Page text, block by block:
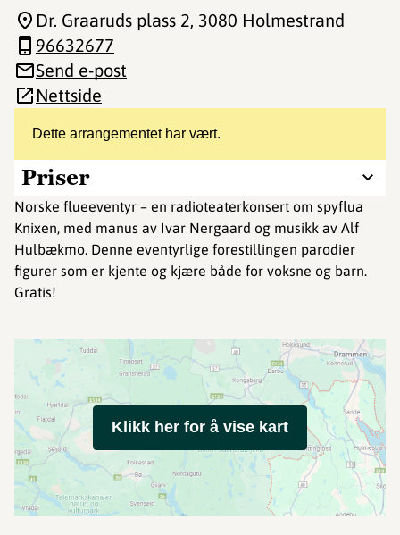
Dette arrangementet har vært.
Priser
Norske flueeventyr – en radioteaterkonsert om spyflua
Knixen, med manus av Ivar Nergaard og musikk av Alf
Hulbækmo. Denne eventyrlige forestillingen parodier
figurer som er kjente og kjære både for voksne og barn.
Gratis!
Dr. Graaruds plass 2, 3080 Holmestrand
96632677
Send e-post
Nettside
Klikk her for å vise kart